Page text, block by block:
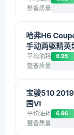
整备质量
哈弗H6
手动两驱精英
平均油耗 6.95
整备质量
宝骏510
国VI
平均油耗 6.96
整备质量